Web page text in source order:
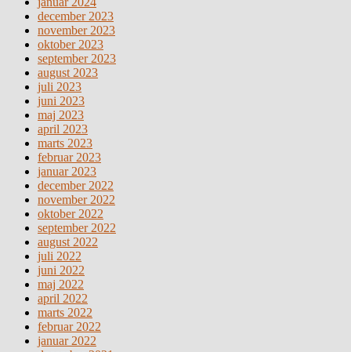
december 2023
november 2023
oktober 2023
september 2023
august 2023
juli 2023
juni 2023
maj 2023
april 2023
marts 2023
februar 2023
januar 2023
december 2022
november 2022
oktober 2022
september 2022
august 2022
juli 2022
juni 2022
maj 2022
april 2022
marts 2022
februar 2022
januar 2022